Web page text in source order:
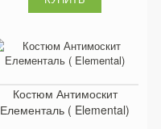
Костюм Антимоскит
Елементаль ( Elemental)